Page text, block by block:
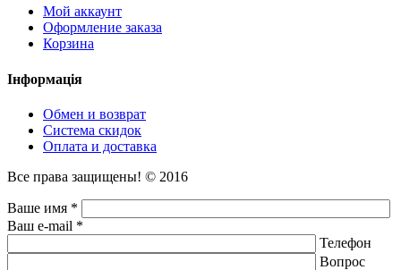
Мой аккаунт
Оформление заказа
Корзина
Інформація
Обмен и возврат
Система скидок
Оплата и доставка
Все права защищены! © 2016
Ваше имя *
Ваш e-mail *
Телефон
Вопрос